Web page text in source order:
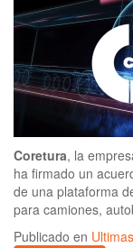
Coretura, la
ha firmado un
de una plataforma
para camiones,
Publicado en